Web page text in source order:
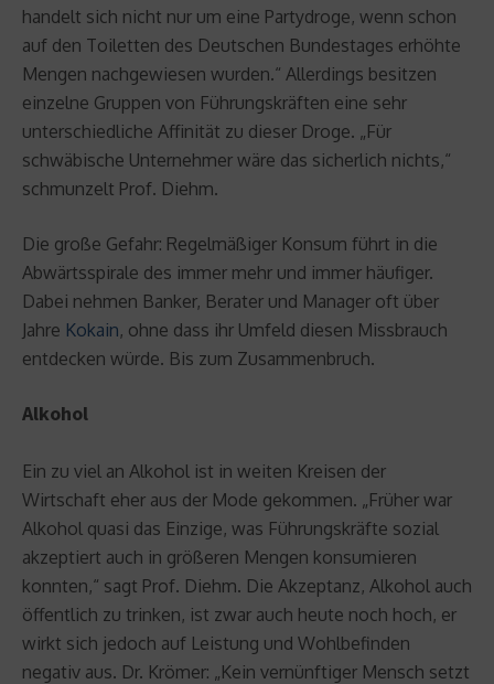
handelt sich nicht nur um eine Partydroge, wenn schon
auf den Toiletten des Deutschen Bundestages erhöhte
Mengen nachgewiesen wurden.“ Allerdings besitzen
einzelne Gruppen von Führungskräften eine sehr
unterschiedliche Affinität zu dieser Droge. „Für
schwäbische Unternehmer wäre das sicherlich nichts,“
schmunzelt Prof. Diehm.
Die große Gefahr: Regelmäßiger Konsum führt in die
Abwärtsspirale des immer mehr und immer häufiger.
Dabei nehmen Banker, Berater und Manager oft über
Jahre Kokain, ohne dass ihr Umfeld diesen Missbrauch
entdecken würde. Bis zum Zusammenbruch.
Alkohol
Ein zu viel an Alkohol ist in weiten Kreisen der
Wirtschaft eher aus der Mode gekommen. „Früher war
Alkohol quasi das Einzige, was Führungskräfte sozial
akzeptiert auch in größeren Mengen konsumieren
konnten,“ sagt Prof. Diehm. Die Akzeptanz, Alkohol auch
öffentlich zu trinken, ist zwar auch heute noch hoch, er
wirkt sich jedoch auf Leistung und Wohlbefinden
negativ aus. Dr. Krömer: „Kein vernünftiger Mensch setzt